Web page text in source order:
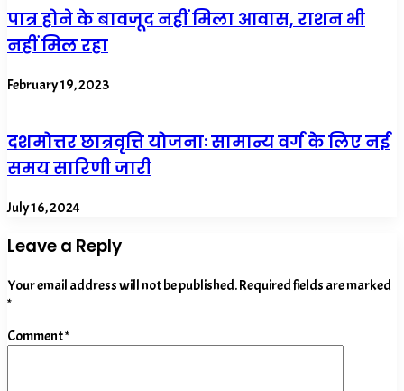
पात्र होने के बावजूद नहीं मिला आवास, राशन भी
नहीं मिल रहा
February 19, 2023
दशमोत्तर छात्रवृत्ति योजनाः सामान्य वर्ग के लिए नई
समय सारिणी जारी
July 16, 2024
Leave a Reply
Your email address will not be published.Required fields are marked
*
Comment*